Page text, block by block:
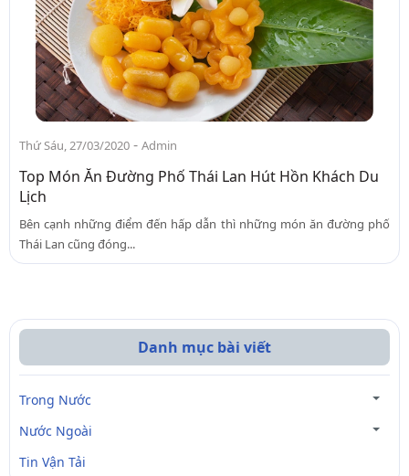
Thứ Sáu, 27/03/2020 - Admin
Top Món Ăn Đường Phố Thái Lan Hút Hồn Khách Du
Lịch
Bên cạnh những điểm đến hấp dẫn thì những món ăn đường phố
Thái Lan cũng đóng...
Danh mục bài viết
Trong Nước
Nước Ngoài
Tin Vận Tải